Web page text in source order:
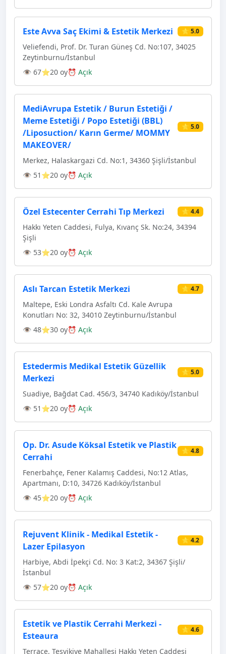
Este Avva Saç Ekimi & Estetik Merkezi ⭐ 5.0
Veliefendi, Prof. Dr. Turan Güneş Cd. No:107, 34025
Zeytinburnu/İstanbul
👁 67⭐20 oy⏰ Açık
MediAvrupa Estetik / Burun Estetiği /
Meme Estetiği / Popo Estetiği (BBL)
/Liposuction/ Karın Germe/ MOMMY
MAKEOVER/
⭐ 5.0
Merkez, Halaskargazi Cd. No:1, 34360 Şişli/İstanbul
👁 51 ⭐20 oy⏰ Açık
Özel Estecenter Cerrahi Tıp Merkezi ⭐ 4.4
Hakkı Yeten Caddesi, Fulya, Kıvanç Sk. No:24, 34394
Şişli
👁 53⭐20 oy⏰ Açık
Aslı Tarcan Estetik Merkezi ⭐ 4.7
Maltepe, Eski Londra Asfaltı Cd. Kale Avrupa
Konutları No: 32, 34010 Zeytinburnu/İstanbul
👁 48⭐30 oy⏰ Açık
Estedermis Medikal Estetik Güzellik
Merkezi
⭐ 5.0
Suadiye, Bağdat Cad. 456/3, 34740 Kadıköy/İstanbul
👁 51 ⭐20 oy⏰ Açık
Op. Dr. Asude Köksal Estetik ve Plastik
Cerrahi
⭐ 4.8
Fenerbahçe, Fener Kalamış Caddesi, No:12 Atlas,
Apartmanı, D:10, 34726 Kadıköy/İstanbul
👁 45⭐20 oy⏰ Açık
Rejuvent Klinik - Medikal Estetik -
Lazer Epilasyon
⭐ 4.2
Harbiye, Abdi İpekçi Cd. No: 3 Kat:2, 34367 Şişli/
İstanbul
👁 57⭐20 oy⏰ Açık
Estetik ve Plastik Cerrahi Merkezi -
Esteaura
⭐ 4.6
Terrace, Teşvikiye Mahallesi Hakkı Yeten Caddesi